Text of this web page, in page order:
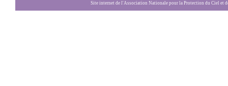
Site internet de l'Association Nationale pour la Protection du Ciel et de